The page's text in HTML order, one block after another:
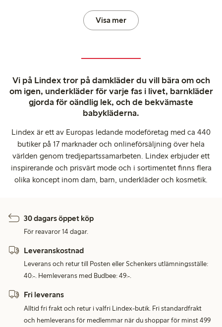
Visa mer
Vi på Lindex tror på damkläder du vill bära om och
om igen, underkläder för varje fas i livet, barnkläder
gjorda för oändlig lek, och de bekvämaste
babykläderna.
Lindex är ett av Europas ledande modeföretag med ca 440
butiker på 17 marknader och onlineförsäljning över hela
världen genom tredjepartssamarbeten. Lindex erbjuder ett
inspirerande och prisvärt mode och i sortimentet finns flera
olika koncept inom dam, barn, underkläder och kosmetik.
30 dagars öppet köp
För reavaror 14 dagar.
Leveranskostnad
Leverans och retur till Posten eller Schenkers utlämningsställe:
40:-. Hemleverans med Budbee: 49:-.
Fri leverans
Alltid fri frakt och retur i valfri Lindex-butik. Fri standardfrakt
och hemleverans för medlemmar när du shoppar för minst 499